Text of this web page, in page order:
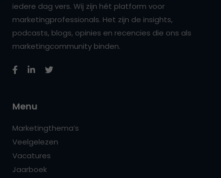
iedere dag vers. Wij zijn hét platform voor
marketingprofessionals. Het zijn de insights,
podcasts, blogs, opinies en recencies die ons als
marketingcommunity binden.
Menu
Marketingthema’s
Veelgelezen
Vacatures
Jaarboek